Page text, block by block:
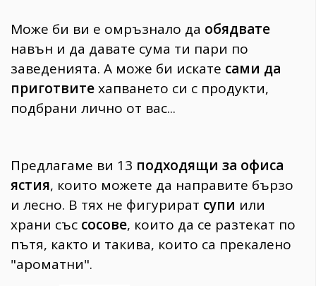
Gentlemen
382
Wellness
1817
Може би ви е омръзнало да обядвате
навън и да давате сума ти пари по
заведенията. А може би искате сами да
приготвитехапването си с продукти,
подбрани лично от вас...
Предлагаме ви 13 подходящи за офиса
ястия, които можете да направите бързо
и лесно. В тях не фигурират супи или
храни със сосове, които да се разтекат по
пътя, както и такива, които са прекалено
"ароматни".